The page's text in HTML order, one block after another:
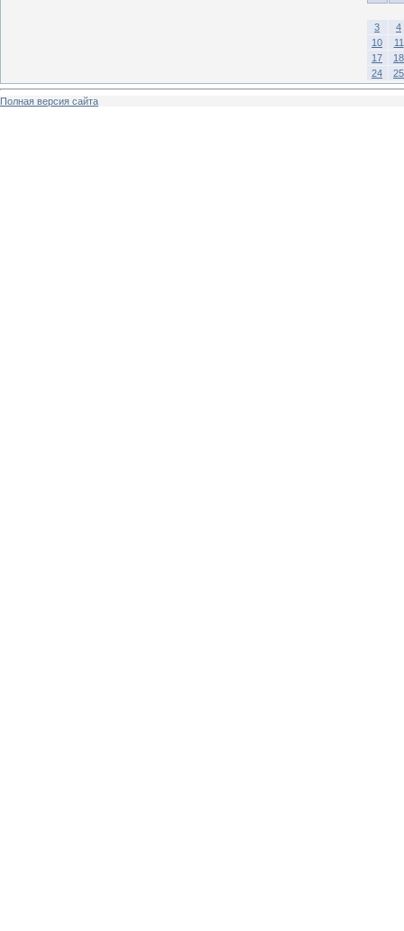
3
4
10
11
17
18
24
25
Полная версия сайта